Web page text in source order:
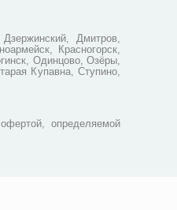
Дмитров,
Красногорск,
Одинцово, Озёры,
Купавна, Ступино,
определяемой